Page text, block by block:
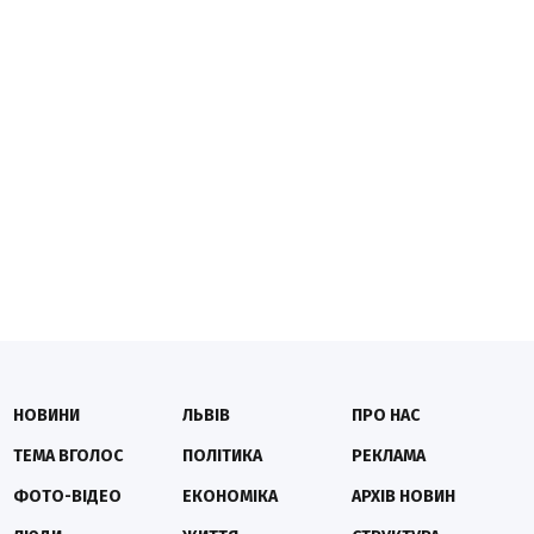
НОВИНИ
ТЕМА ВГОЛОС
ФОТО-ВІДЕО
ЛЬВІВ
ПОЛІТИКА
ЕКОНОМІКА
ПРО НАС
РЕКЛАМА
АРХІВ НОВИН